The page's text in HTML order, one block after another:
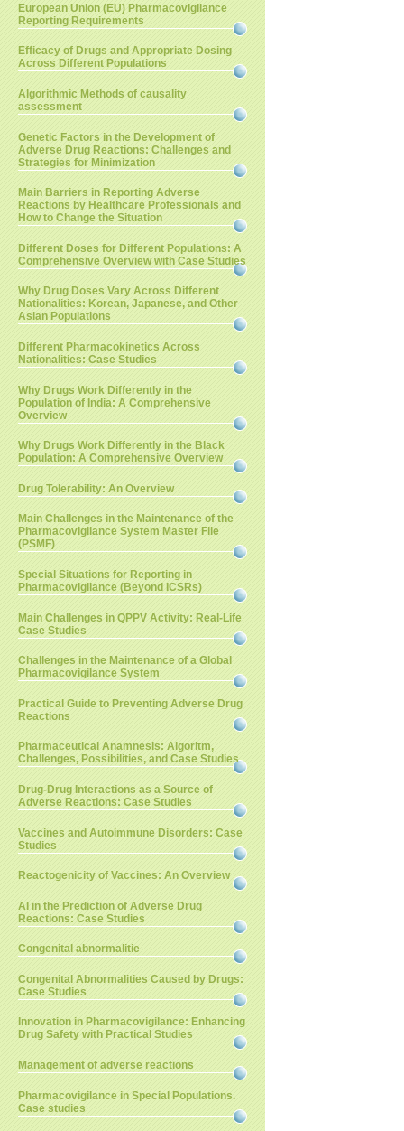
European Union (EU) Pharmacovigilance
Reporting Requirements
Efficacy of Drugs and Appropriate Dosing
Across Different Populations
Algorithmic Methods of causality
assessment
Genetic Factors in the Development of
Adverse Drug Reactions: Challenges and
Strategies for Minimization
Main Barriers in Reporting Adverse
Reactions by Healthcare Professionals and
How to Change the Situation
Different Doses for Different Populations: A
Comprehensive Overview with Case Studies
Why Drug Doses Vary Across Different
Nationalities: Korean, Japanese, and Other
Asian Populations
Different Pharmacokinetics Across
Nationalities: Case Studies
Why Drugs Work Differently in the
Population of India: A Comprehensive
Overview
Why Drugs Work Differently in the Black
Population: A Comprehensive Overview
Drug Tolerability: An Overview
Main Challenges in the Maintenance of the
Pharmacovigilance System Master File
(PSMF)
Special Situations for Reporting in
Pharmacovigilance (Beyond ICSRs)
Main Challenges in QPPV Activity: Real-Life
Case Studies
Challenges in the Maintenance of a Global
Pharmacovigilance System
Practical Guide to Preventing Adverse Drug
Reactions
Pharmaceutical Anamnesis: Algoritm,
Challenges, Possibilities, and Case Studies
Drug-Drug Interactions as a Source of
Adverse Reactions: Case Studies
Vaccines and Autoimmune Disorders: Case
Studies
Reactogenicity of Vaccines: An Overview
AI in the Prediction of Adverse Drug
Reactions: Case Studies
Congenital abnormalitie
Congenital Abnormalities Caused by Drugs:
Case Studies
Innovation in Pharmacovigilance: Enhancing
Drug Safety with Practical Studies
Management of adverse reactions
Pharmacovigilance in Special Populations.
Case studies